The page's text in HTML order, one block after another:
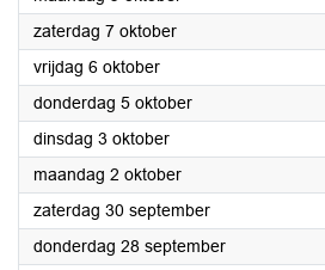
zaterdag 7 oktober2023
vrijdag 6 oktober2023
donderdag 5 oktober2023
dinsdag 3 oktober2023
maandag 2 oktober2023
zaterdag 30 september2023
donderdag 28 september2023